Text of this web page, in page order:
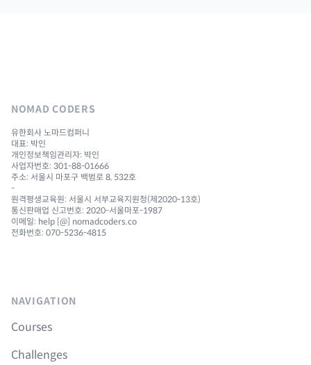
NOMAD CODERS
유한회사 노마드컴퍼니
대표: 박인
개인정보책임관리자: 박인
사업자번호: 301-88-01666
주소: 서울시 마포구 백범로 8, 532호
-
원격평생교육원: 서울시 서부교육지원청(제2020-13호)
통신판매업 신고번호: 2020-서울마포-1987
이메일: help [@] nomadcoders.co
전화번호: 070-5236-4815
NAVIGATION
Courses
Challenges